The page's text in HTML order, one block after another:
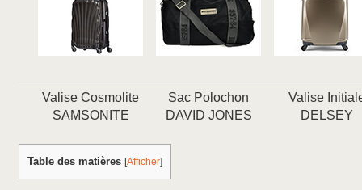
Valise Cosmolite
SAMSONITE
Sac Polochon
DAVID JONES
Valise
DELSEY
Table des matières [Afficher]